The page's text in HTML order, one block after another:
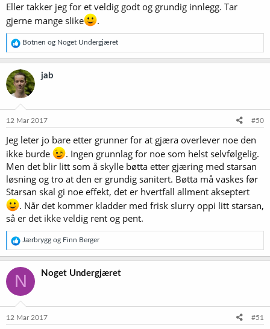
Eller takker jeg for et veldig godt og grundig innlegg. Tar
gjerne mange slike
.
R
e
a
k
s
j
o
e
:
Botnen og Noget Undergjæret
jab
12 Mar 2017 #50
Jeg leter jo bare etter grunner for at gjæra overlever noe den
ikke burde
. Ingen grunnlag for noe som helst selvfølgelig.
Men det blir litt som å skylle bøtta etter gjæring med starsan
løsning og tro at den er grundig sanitert. Bøtta må vaskes før
Starsan skal gi noe effekt, det er hvertfall allment akseptert
. Når det kommer kladder med frisk slurry oppi litt starsan,
så er det ikke veldig rent og pent.
R
e
a
k
j
o
e
Jærbrygg og Finn Berger
N Noget Undergjæret
12 Mar 2017 #51